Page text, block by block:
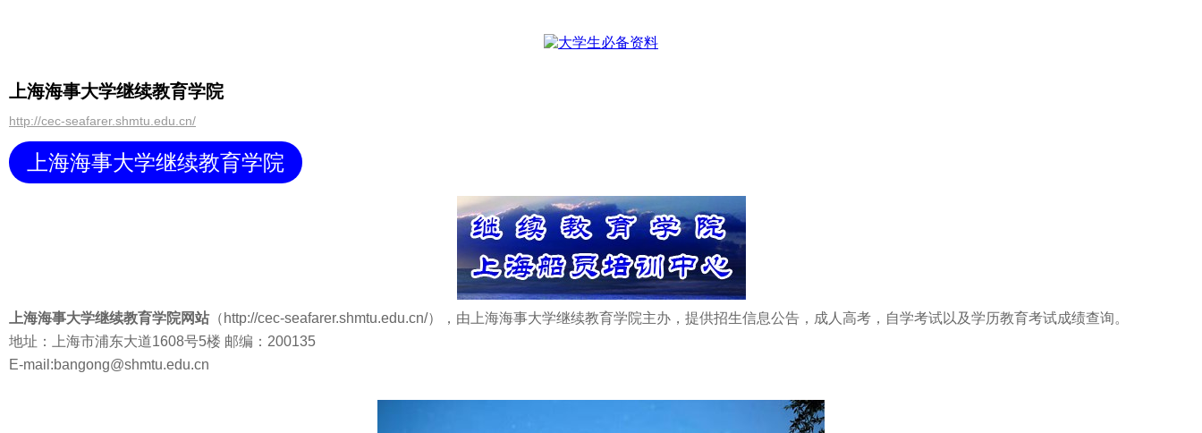
上海海事大学继续教育学院
http://cec-seafarer.shmtu.edu.cn/
上海海事大学继续教育学院
上海海事大学继续教育学院网站（http://cec-seafarer.shmtu.edu.cn/），由上海海事大学继续教育学院主办，提供招生信息公告，成人高考，自学考试以及学历教育考试成绩查询。
地址：上海市浦东大道1608号5楼 邮编：200135
E-mail:bangong@shmtu.edu.cn